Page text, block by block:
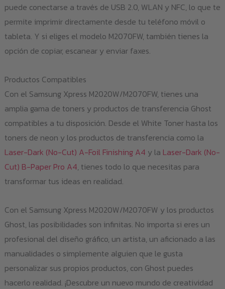
puede conectarse a través de USB 2.0, WLAN y NFC, lo que te
permite imprimir directamente desde tu teléfono móvil o
tableta. Y si eliges el modelo M2070FW, también tienes la
opción de copiar, escanear y enviar faxes.
Productos Compatibles
Con el Samsung Xpress M2020W/M2070FW, tienes una
amplia gama de toners y productos de transferencia Ghost
compatibles a tu disposición. Desde el White Toner hasta los
toners de neon y los productos de transferencia como la
Laser-Dark (No-Cut) A-Foil Finishing A4 y la Laser-Dark (No-
Cut) B-Paper Pro A4, tienes todo lo que necesitas para
transformar tus ideas en realidad.
Con el Samsung Xpress M2020W/M2070FW y los productos
Ghost, las posibilidades son infinitas. No importa si eres un
profesional del diseño gráfico, un artista, un aficionado a las
manualidades o simplemente alguien que le gusta
personalizar sus propios productos, con Ghost puedes
hacerlo realidad. ¡Descubre un nuevo mundo de creatividad